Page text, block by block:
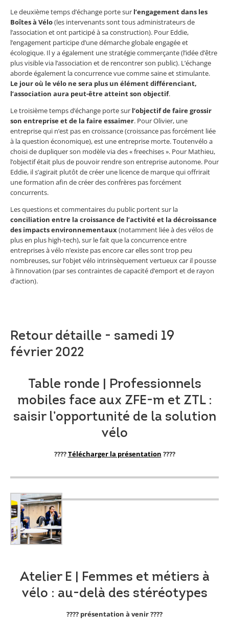
Le deuxième temps d’échange porte sur l’engagement dans les
Boîtes à Vélo(les intervenants sont tous administrateurs de
l’association et ont participé à sa construction). Pour Eddie,
l’engagement participe d’une démarche globale engagée et
écologique. Il y a également une stratégie commerçante (l’idée d’être
plus visible via l’association et de rencontrer son public). L’échange
aborde également la concurrence vue comme saine et stimulante.
Le jour où le vélo ne sera plus un élément différenciant,
l’association aura peut-être atteint son objectif.
Le troisième temps d’échange porte sur l’objectif de faire grossir
son entreprise et de la faire essaimer. Pour Olivier, une
entreprise qui n’est pas en croissance (croissance pas forcément liée
à la question économique), est une entreprise morte. Toutenvélo a
choisi de dupliquer son modèle via des « freechises ». Pour Mathieu,
l’objectif était plus de pouvoir rendre son entreprise autonome. Pour
Eddie, il s’agirait plutôt de créer une licence de marque qui offrirait
une formation afin de créer des confrères pas forcément
concurrents.
Les questions et commentaires du public portent sur la
conciliation entre la croissance de l’activité et la décroissance
des impacts environnementaux(notamment liée à des vélos de
plus en plus high-tech), sur le fait que la concurrence entre
entreprises à vélo n’existe pas encore car elles sont trop peu
nombreuses, sur l’objet vélo intrinsèquement vertueux car il pousse
à l’innovation (par ses contraintes de capacité d’emport et de rayon
d’action).
Retour détaille - samedi 19
février 2022
Table ronde | Professionnels
mobiles face aux ZFE-m et ZTL :
saisir l’opportunité de la solution
vélo
????Télécharger la présentation ????
Atelier E | Femmes et métiers à
vélo : au-delà des stéréotypes
???? présentation à venir ????